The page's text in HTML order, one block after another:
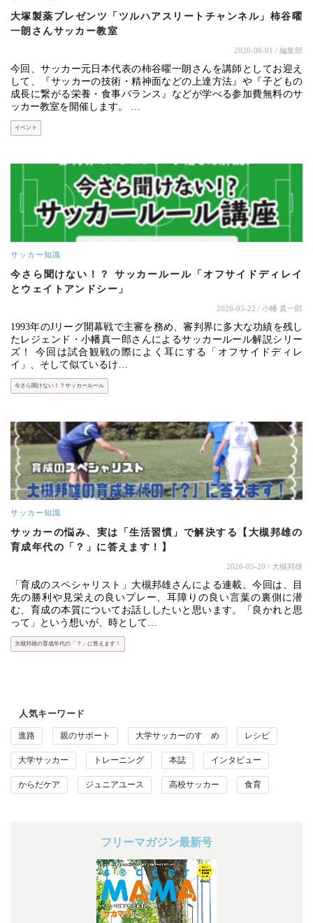
大塚製薬プレゼンツ「ツルハアスリートチャンネル」柿谷曜
一朗さんサッカー教室
2026-06-01 / 編集部
今回、サッカー元日本代表の柿谷曜一朗さんを講師としてお迎え
して、『サッカーの技術・精神面などの上達方法』や『子どもの
成長に繋がる栄養・食事バランス』などが学べる参加費無料のサ
ッカー教室を開催します。 …
イベント
サッカー知識
今さら聞けない！？ サッカールール「オフサイドディレイ
とウェイトアンドシー」
2026-05-22 / 小幡 真一郎
1993年のJリーグ開幕戦で主審を務め、審判界に多大な功績を残し
たレジェンド・小幡真一郎さんによるサッカールール解説シリー
ズ！ 今回は試合観戦の際によく耳にする「オフサイドディレ
イ」、そして似ているけ…
今さら聞けない！？サッカールール
サッカー知識
サッカーの悩み、実は「生活習慣」で解決する【大槻邦雄の
育成年代の「？」に答えます！】
2026-05-20 / 大槻邦雄
「育成のスペシャリスト」大槻邦雄さんによる連載。今回は、目
先の勝利や見栄えの良いプレー、耳障りの良い言葉の裏側に潜
む、育成の本質についてお話ししたいと思います。「良かれと思
って」という想いが、時として…
大槻邦雄の育成年代の「？」に答えます！
人気キーワード
進路 親のサポート 大学サッカーのすゝめ レシピ
大学サッカー トレーニング 本誌 インタビュー
からだケア ジュニアユース 高校サッカー 食育
フリーマガジン最新号